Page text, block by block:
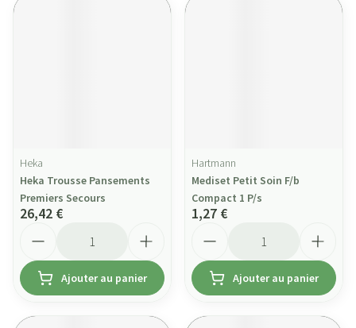
Heka
Heka Trousse Pansements
Premiers Secours
26,42 €
Ajouter au panier
Hartmann
Mediset Petit Soin F/b
Compact 1 P/s
1,27 €
Ajouter au panier